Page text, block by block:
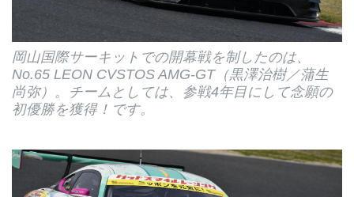
岡山国際サーキットでの開幕戦を制したのは、
No.65 LEON CVSTOS AMG-GT（黒澤治樹／蒲生
尚弥）。チームとしては、参戦4年目にして念願の
初優勝を獲得！です。